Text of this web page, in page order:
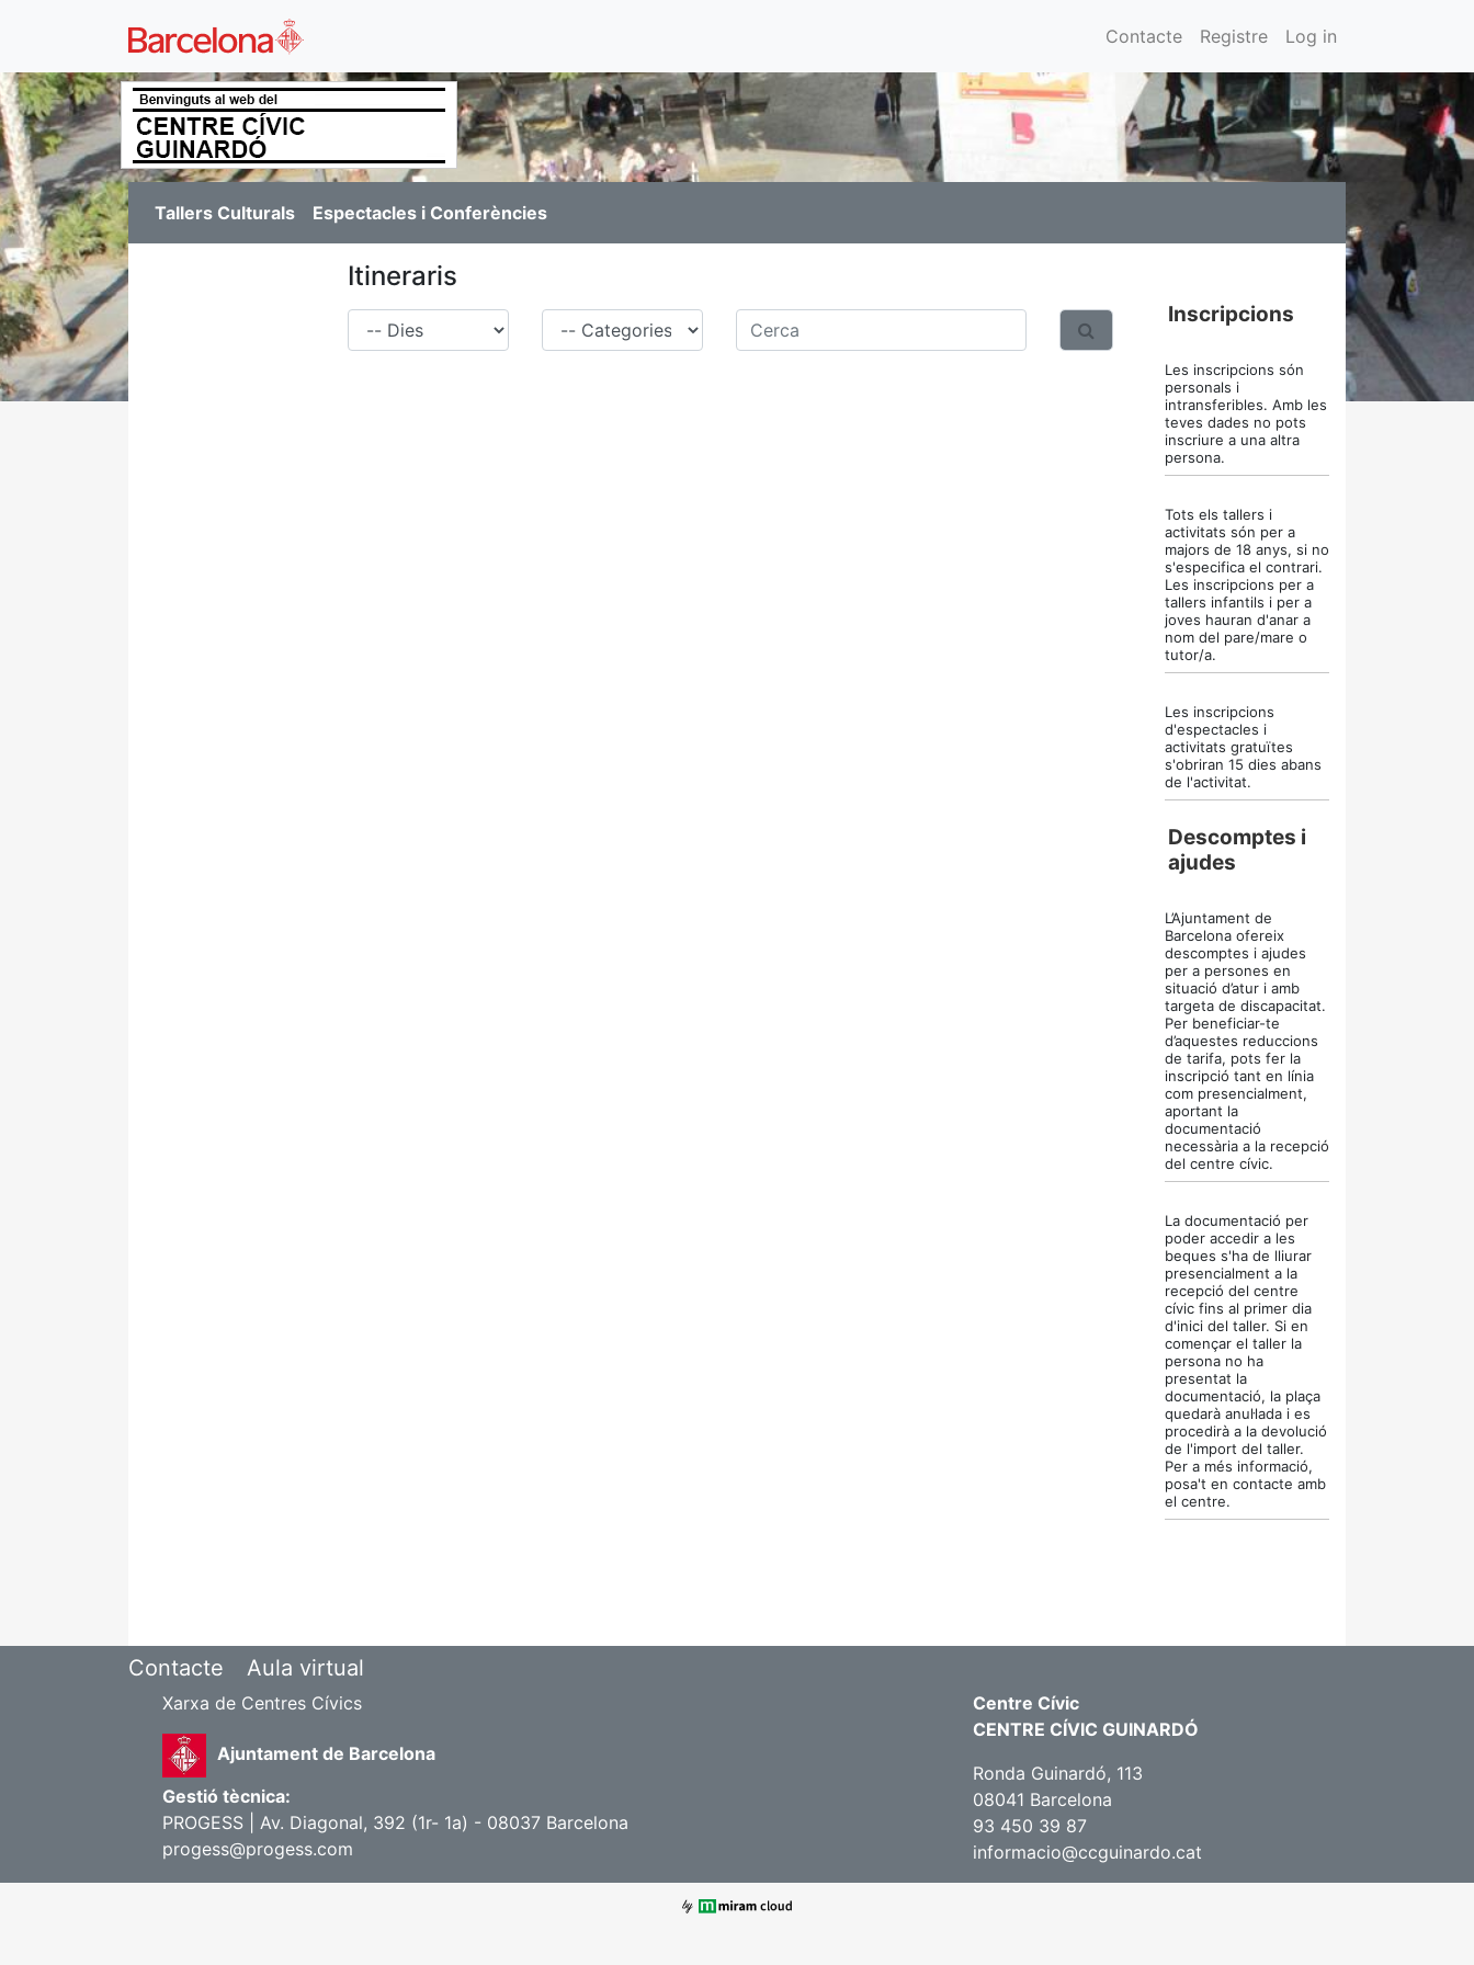
Contacte Registre Log in
Tallers Culturals Espectacles i Conferències
Itineraris
Cerca Inscripcions
Les inscripcions són
personals i
intransferibles. Amb les
teves dades no pots
inscriure a una altra
persona.
Tots els tallers i
activitats són per a
majors de 18 anys, si no
s'especifica el contrari.
Les inscripcions per a
tallers infantils i per a
joves hauran d'anar a
nom del pare/mare o
tutor/a.
Les inscripcions
d'espectacles i
activitats gratuïtes
s'obriran 15 dies abans
de l'activitat.
Descomptes i
ajudes
L’Ajuntament de
Barcelona ofereix
descomptes i ajudes
per a persones en
situació d’atur i amb
targeta de discapacitat.
Per beneficiar-te
d’aquestes reduccions
de tarifa, pots fer la
inscripció tant en línia
com presencialment,
aportant la
documentació
necessària a la recepció
del centre cívic.
La documentació per
poder accedir a les
beques s'ha de lliurar
presencialment a la
recepció del centre
cívic fins al primer dia
d'inici del taller. Si en
començar el taller la
persona no ha
presentat la
documentació, la plaça
quedarà anul·lada i es
procedirà a la devolució
de l'import del taller.
Per a més informació,
posa't en contacte amb
el centre.
Contacte Aula virtual
Xarxa de Centres Cívics
Ajuntament de Barcelona
Gestió tècnica:
PROGESS | Av. Diagonal, 392 (1r- 1a) - 08037 Barcelona
progess@progess.com
Centre Cívic
CENTRE CÍVIC GUINARDÓ
Ronda Guinardó, 113
08041 Barcelona
93 450 39 87
informacio@ccguinardo.cat